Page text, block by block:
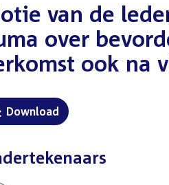
van de
over
ook na
Download